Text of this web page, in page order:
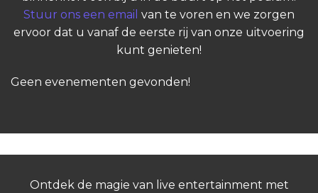
Stuur ons een email van te voren en we zorgen
ervoor dat u vanaf de eerste rij van onze uitvoering
kunt genieten!
Geen evenementen gevonden!
Ontdek de magie van live entertainment met